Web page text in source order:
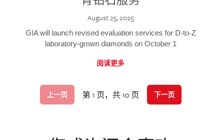
August 25, 2025
GIA will launch revised evaluation services for D-to-Z
laboratory-grown diamonds on October 1
阅读更多
上一页 第 1 页，共 10 页 下一页